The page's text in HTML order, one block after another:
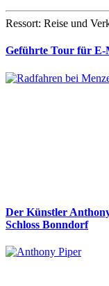
Ressort: Reise und
Geführte Tour für E-
Der Künstler
Schloss Bonndorf